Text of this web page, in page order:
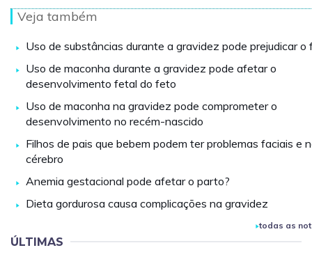
Veja também
Uso de substâncias durante a gravidez pode prejudicar o
Uso de maconha durante a gravidez pode afetar o
desenvolvimento fetal do feto
Uso de maconha na gravidez pode comprometer o
desenvolvimento no recém-nascido
Filhos de pais que bebem podem ter problemas faciais e
cérebro
Anemia gestacional pode afetar o parto?
Dieta gordurosa causa complicações na gravidez
todas as
ÚLTIMAS